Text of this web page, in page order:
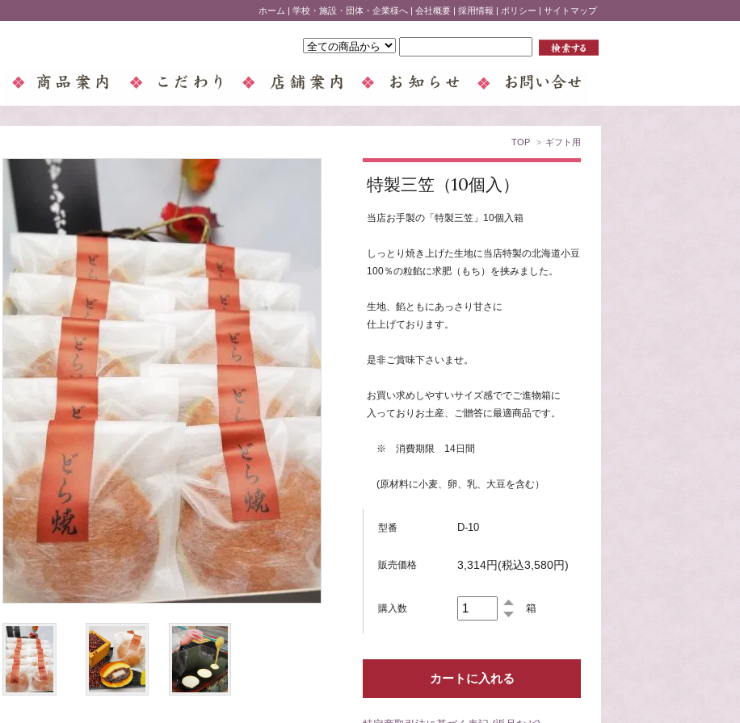
ホーム | 学校・施設・団体・企業様へ | 会社概要 | 採用情報 | ポリシー | サイトマップ
TOP > ギフト用
特製三笠（10個入）
当店お手製の「特製三笠」10個入箱
しっとり焼き上げた生地に当店特製の北海道小豆
100％の粒餡に求肥（もち）を挟みました。
生地、餡ともにあっさり甘さに
仕上げております。
是非ご賞味下さいませ。
お買い求めしやすいサイズ感ででご進物箱に
入っておりお土産、ご贈答に最適商品です。
※ 消費期限 14日間
(原材料に小麦、卵、乳、大豆を含む）
型番 D-10
販売価格 3,314円(税込3,580円)
購入数 箱